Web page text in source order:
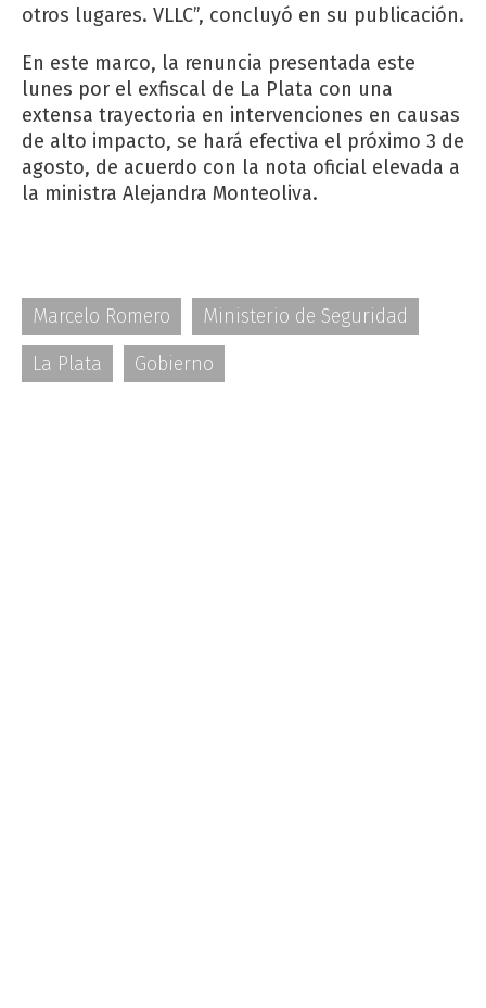
otros lugares. VLLC”, concluyó en su publicación.
En este marco, la renuncia presentada este
lunes por el exfiscal de La Plata con una
extensa trayectoria en intervenciones en causas
de alto impacto, se hará efectiva el próximo 3 de
agosto, de acuerdo con la nota oficial elevada a
la ministra Alejandra Monteoliva.
Marcelo Romero
Ministerio de Seguridad
La Plata
Gobierno